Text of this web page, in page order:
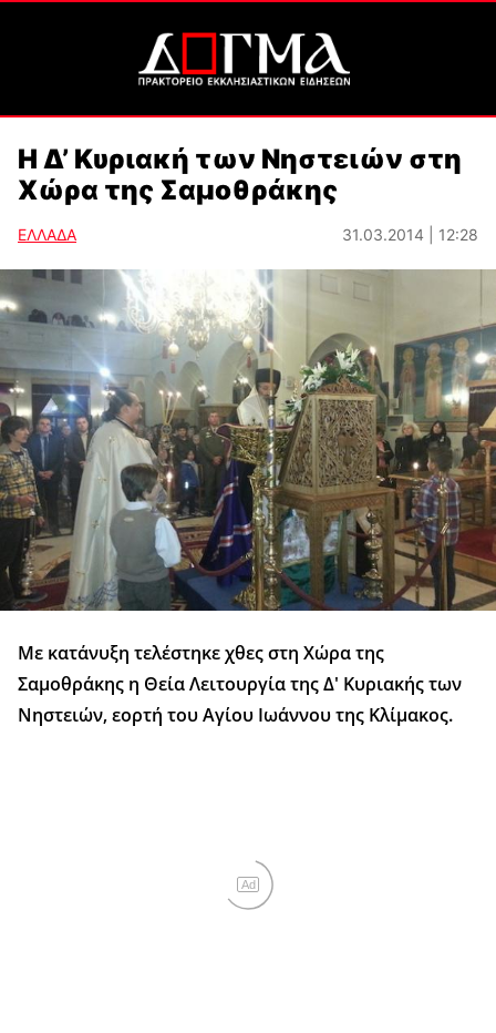
H Δ’ Κυριακή των Νηστειών στη
Χώρα της Σαμοθράκης
ΕΛΛΑΔΑ 31.03.2014 | 12:28
Με κατάνυξη τελέστηκε χθες στη Χώρα της
Σαμοθράκης η Θεία Λειτουργία της Δ' Κυριακής των
Νηστειών, εορτή του Αγίου Ιωάννου της Κλίμακος.
Ad